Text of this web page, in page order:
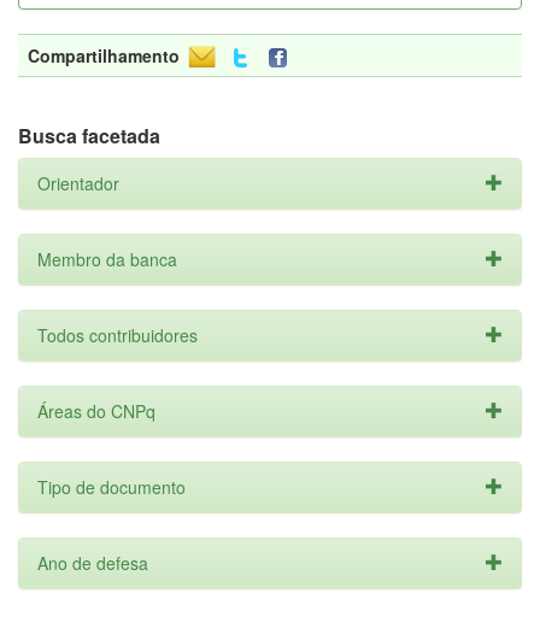
Compartilhamento
Busca facetada
Orientador
Membro da banca
Todos contribuidores
Áreas do CNPq
Tipo de documento
Ano de defesa